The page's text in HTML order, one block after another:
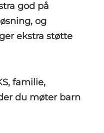
god på
og
ekstra støtte
familie,
du møter barn